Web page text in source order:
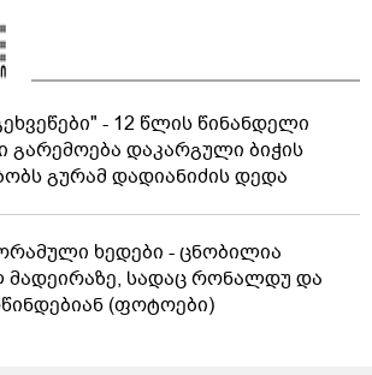
- 12 წლის წინანდელი
გარემოება დაკარგული ბიჭის
გურამ დადიანიძის დედა
ხედები - ცნობილია
სადაც რონალდუ და
(ფოტოები)